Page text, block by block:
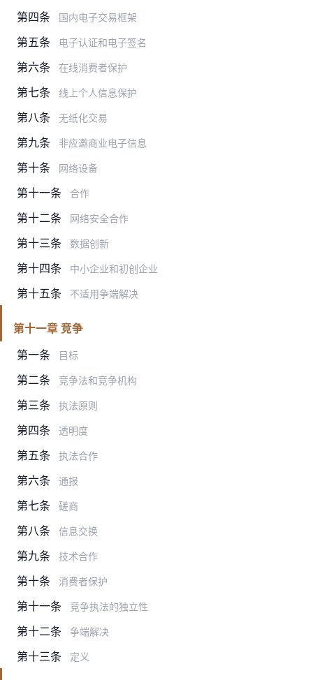
第四条 国内电子交易框架
第五条 电子认证和电子签名
第六条 在线消费者保护
第七条 线上个人信息保护
第八条 无纸化交易
第九条 非应邀商业电子信息
第十条 网络设备
第十一条 合作
第十二条 网络安全合作
第十三条 数据创新
第十四条 中小企业和初创企业
第十五条 不适用争端解决
第十一章 竞争
第一条
目标
第二条 竞争法和竞争机构
第三条 执法原则
第四条 透明度
第五条 执法合作
第六条 通报
第七条 磋商
第八条 信息交换
第九条 技术合作
第十条 消费者保护
第十一条 竞争执法的独立性
第十二条 争端解决
第十三条 定义